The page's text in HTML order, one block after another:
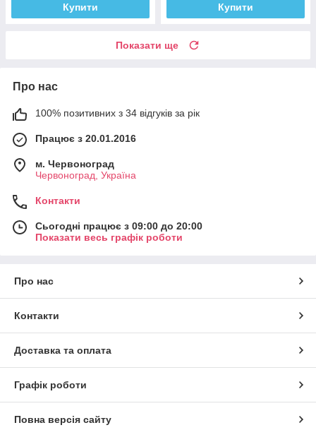
Купити Купити
Показати ще
Про нас
100% позитивних з 34 відгуків за рік
Працює з 20.01.2016
м. Червоноград
Червоноград, Україна
Контакти
Сьогодні працює з 09:00 до 20:00
Показати весь графік роботи
Про нас
Контакти
Доставка та оплата
Графік роботи
Повна версія сайту